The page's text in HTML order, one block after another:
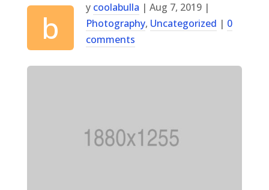
b
y coolabulla | Aug 7, 2019|
Photography, Uncategorized | 0
comments